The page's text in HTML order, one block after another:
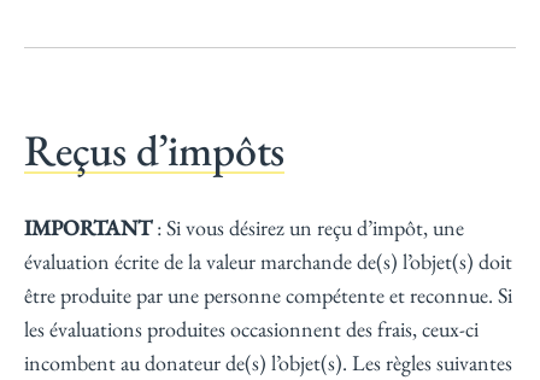
Reçus d’impôts
IMPORTANT: Si vous désirez un reçu d’impôt, une
évaluation écrite de la valeur marchande de(s) l’objet(s) doit
être produite par une personne compétente et reconnue. Si
les évaluations produites occasionnent des frais, ceux-ci
incombent au donateur de(s) l’objet(s). Les règles suivantes